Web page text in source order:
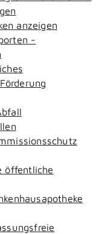
anzeigen
-
öffentliche